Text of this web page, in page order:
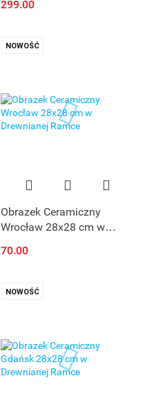
299.00
NOWOŚĆ
Obrazek Ceramiczny
Wrocław 28x28 cm w
70.00
NOWOŚĆ